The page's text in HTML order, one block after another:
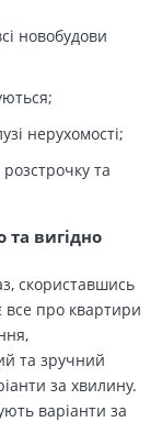
новобудови
нерухомості;
та
вигідно
скориставшись
все про квартири
та зручний
за хвилину.
варіанти за